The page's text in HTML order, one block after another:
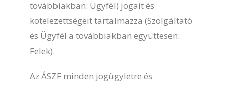
továbbiakban: Ügyfél) jogait és
kötelezettségeit tartalmazza (Szolgáltató
és Ügyfél a továbbiakban együttesen:
Felek).
Az ÁSZF minden jogügyletre és